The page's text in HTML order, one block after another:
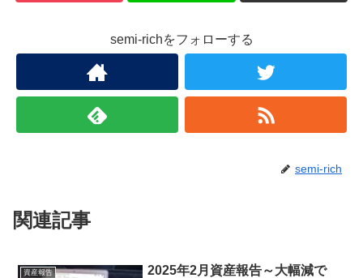
semi-richをフォローする
semi-rich
関連記事
資産報告
2025年2月資産報告～大幅減で